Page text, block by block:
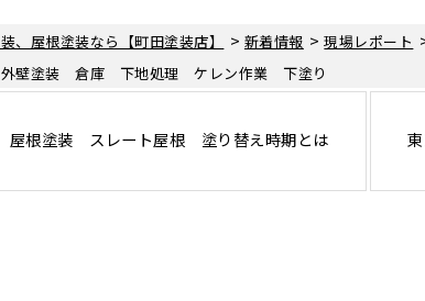
、屋根塗装なら【町田塗装店】 > 新着情報 >現場レポート
壁塗装 倉庫 下地処理 ケレン作業 下塗り
屋根塗装 スレート屋根 塗り替え時期とは